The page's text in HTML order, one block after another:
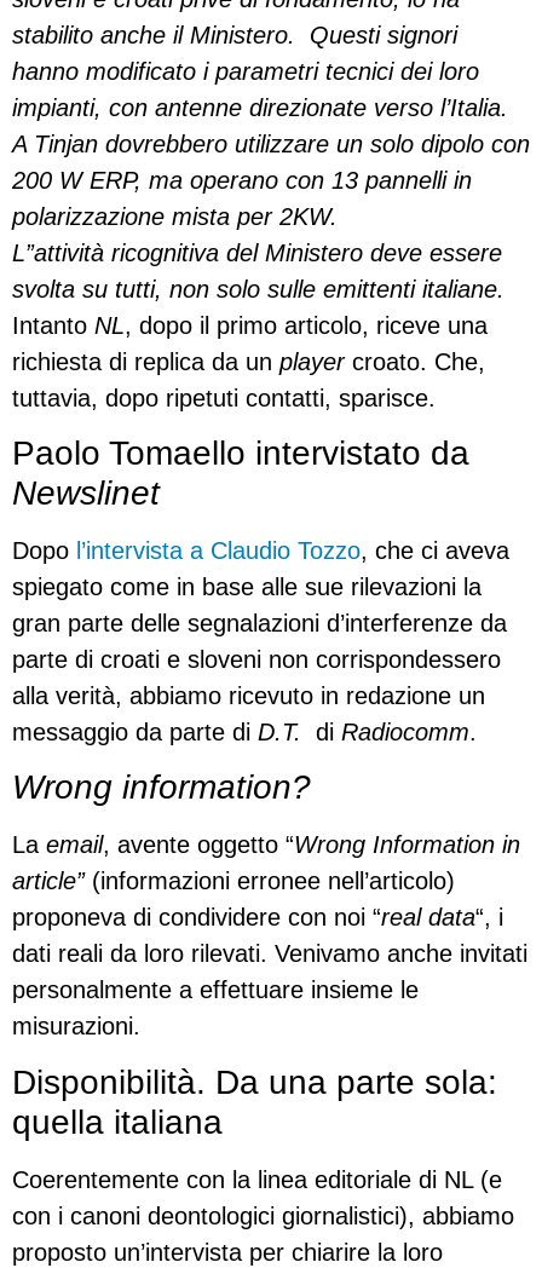
stabilito anche il Ministero. Questi signori
hanno modificato i parametri tecnici dei loro
impianti, con antenne direzionate verso l’Italia.
A Tinjan dovrebbero utilizzare un solo dipolo con
200 W ERP, ma operano con 13 pannelli in
polarizzazione mista per 2KW.
L”attività ricognitiva del Ministero deve essere
svolta su tutti, non solo sulle emittenti italiane.
Intanto NL, dopo il primo articolo, riceve una
richiesta di replica da un playercroato. Che,
tuttavia, dopo ripetuti contatti, sparisce.
Paolo Tomaello intervistato da
Newslinet
Dopo l’intervista a Claudio Tozzo, che ci aveva
spiegato come in base alle sue rilevazioni la
gran parte delle segnalazioni d’interferenze da
parte di croati e sloveni non corrispondessero
alla verità, abbiamo ricevuto in redazione un
messaggio da parte di D.T. di Radiocomm.
Wrong information?
La email, avente oggetto “Wrong Information in
article”(informazioni erronee nell’articolo)
proponeva di condividere con noi “real data“, i
dati reali da loro rilevati. Venivamo anche invitati
personalmente a effettuare insieme le
misurazioni.
Disponibilità. Da una parte sola:
quella italiana
Coerentemente con la linea editoriale di NL (e
con i canoni deontologici giornalistici), abbiamo
proposto un’intervista per chiarire la loro